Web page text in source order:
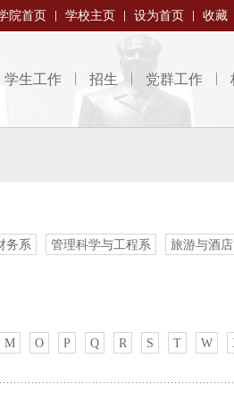
院首页 学校主页 设为首页 收藏
学生工作 招生 党群工作
务系 管理科学与工程系 旅游与酒
M O P Q R S T W